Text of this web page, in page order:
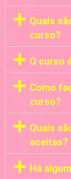
Quais
curso?
O curso
Como
curso?
Quais
aceitas?
Há